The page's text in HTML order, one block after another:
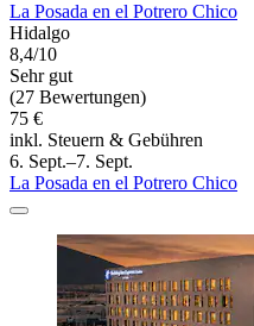
La Posada en el Potrero Chico
Hidalgo
8,4/10
Sehr gut
(27 Bewertungen)
75 €
inkl. Steuern & Gebühren
6. Sept.–7. Sept.
La Posada en el Potrero Chico